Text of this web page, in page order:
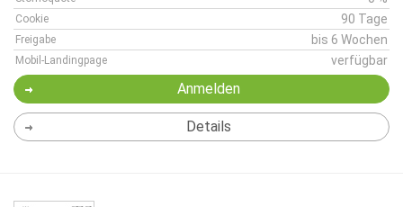
Cookie 90 Tage
Freigabe bis 6 Wochen
Mobil-Landingpage verfügbar
Anmelden
Details